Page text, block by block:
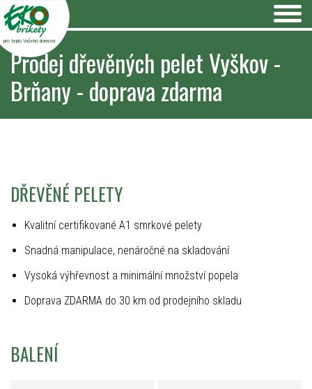
pro teplo Vašeho domova
Prodej dřevěných pelet Vyškov -
Brňany - doprava zdarma
DŘEVĚNÉ PELETY
Kvalitní certifikované A1 smrkové pelety
Snadná manipulace, nenáročné na skladování
Vysoká výhřevnost a minimální množství popela
Doprava ZDARMA do 30 km od prodejního skladu
BALENÍ